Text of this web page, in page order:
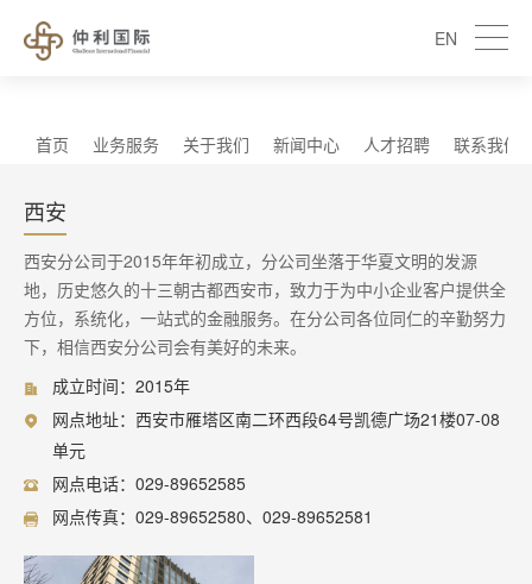
EN
首页 业务服务 关于我们 新闻中心 人才招聘 联系我们
西安
西安分公司于2015年年初成立，分公司坐落于华夏文明的发源
地，历史悠久的十三朝古都西安市，致力于为中小企业客户提供全
方位，系统化，一站式的金融服务。在分公司各位同仁的辛勤努力
下，相信西安分公司会有美好的未来。
成立时间：2015年
网点地址：西安市雁塔区南二环西段64号凯德广场21楼07-08
单元
网点电话：029-89652585
网点传真：029-89652580、029-89652581